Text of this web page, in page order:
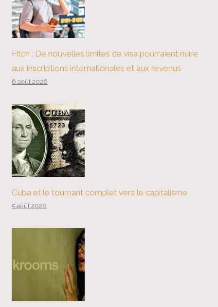
Fitch : De nouvelles limites de visa pourraient nuire
aux inscriptions internationales et aux revenus
6 août 2026
Cuba et le tournant complet vers le capitalisme
5 août 2026